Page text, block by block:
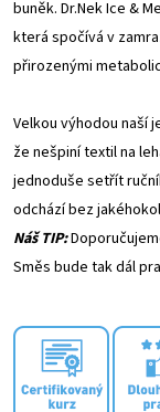
buněk. Dr.Nek Ice &
která spočívá v
přirozenými
Velkou výhodou naší
že nešpiní textil na
jednoduše setřít
odchází bez
Náš TIP:
Směs bude tak dál